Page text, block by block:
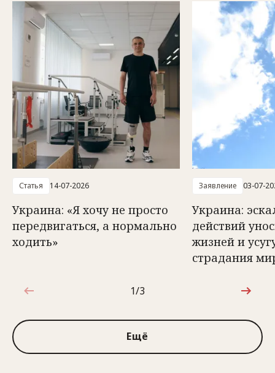
Статья 14-07-2026
Украина: «Я хочу не просто
передвигаться, а нормально
ходить»
Заявление 03-07-
Украина:
действий
жизней и
страдания
1 из 3
1/3
Ещё